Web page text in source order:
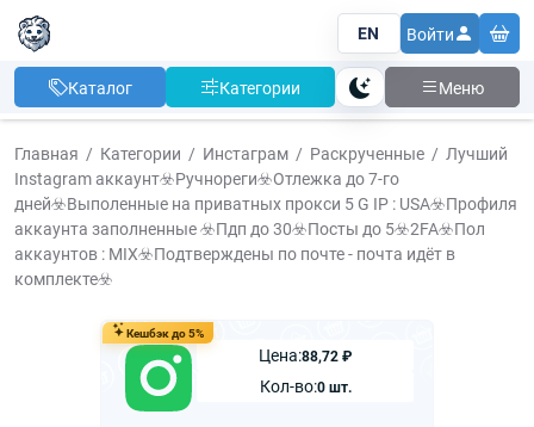
EN Войти
Каталог Категории Тема Меню
Главная Категории Инстаграм Раскрученные
Лучший
Instagram аккаунт☣️Ручнореги☣️Отлежка до 7-го
дней☣️Выполенные на приватных прокси 5 G IP : USA☣️Профиля
аккаунта заполненные ☣️Пдп до 30☣️Посты до 5☣️2FA☣️Пол
аккаунтов : MIX☣️Подтверждены по почте - почта идёт в
комплекте☣️
Кешбэк до 5%
Цена:88,72 ₽
Кол-во:0 шт.